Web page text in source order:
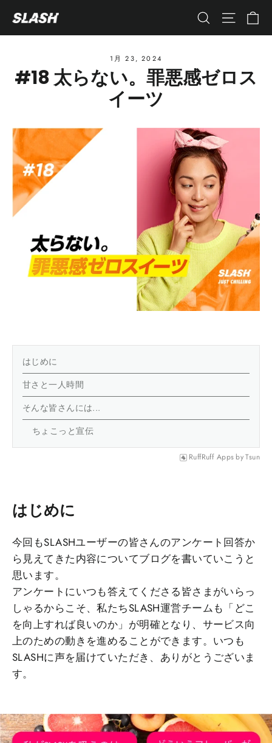
検索 ナビ
1月 23, 2024
#18 太らない。罪悪感ゼロス
イーツ
はじめに
甘さと一人時間
そんな皆さんには...
ちょこっと宣伝
RuffRuff Apps byTsun
はじめに
今回もSLASHユーザーの皆さんのアンケート回答か
ら見えてきた内容についてブログを書いていこうと
思います。
アンケートにいつも答えてくださる皆さまがいらっ
しゃるからこそ、私たちSLASH運営チームも「どこ
を向上すれば良いのか」が明確となり、サービス向
上のための動きを進めることができます。いつも
SLASHに声を届けていただき、ありがとうございま
す。